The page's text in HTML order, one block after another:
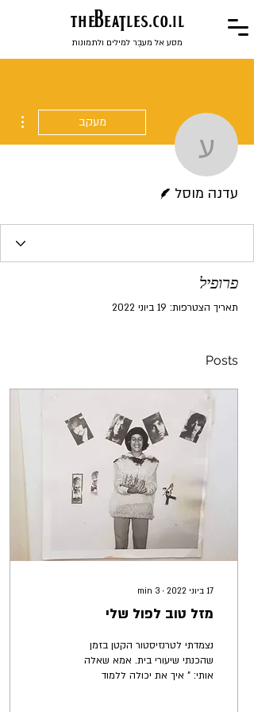
theBeaTles.co.il
מסע אל מעבֶר למילים ולתמונות
עדנה מוסל
מעקב
עדנה מוסל
פרופיל
תאריך הצטרפות: 19 ביוני 2022
Posts
17 ביוני 2022 ∙
3
min
מזל טוב לפול שלי
נצמדתי לטרנזיסטור הקטן בזמן
שהכנתי שיעורי בית. אמא שאלה
אותי: " איך את יכולה ללמוד